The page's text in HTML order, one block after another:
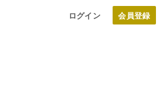
ログイン